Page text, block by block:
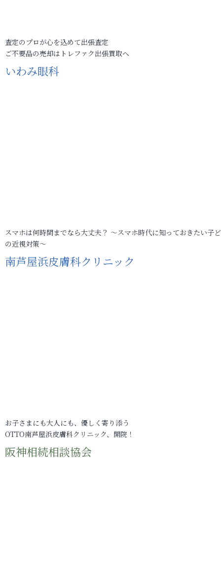
査定のプロが心を込めて出張査定
ご不要品の売却はトレファク出張買取へ
いわみ眼科
スマホは何時間までなら大丈夫？ ～スマホ時代に知っておきたい子
の近視対策～
南芦屋浜皮膚科クリニック
お子さまにも大人にも、優しく寄り添う
OTTO南芦屋浜皮膚科クリニック、開院！
阪神相続相談協会